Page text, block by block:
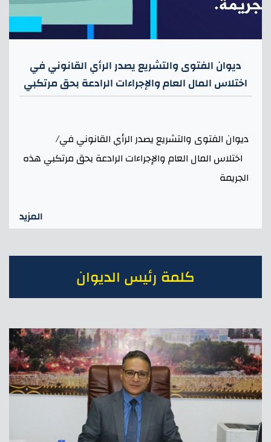
ديوان الفتوى والتشريع يصدر الرأي القانوني في
اختلاس المال العام والإجراءات الرادعة بحق مرتكبي
هذه الجريمة.
ديوان الفتوى والتشريع يصدر الرأي القانوني في/
اختلاس المال العام والإجراءات الرادعة بحق مرتكبي هذه
الجريمة
المزيد
كلمة رئيس الديوان